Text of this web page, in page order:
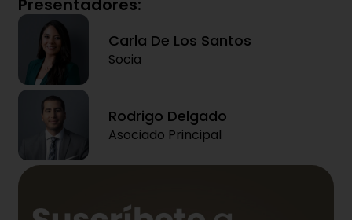
Presentadores:
Carla De Los Santos
Socia
Rodrigo Delgado
Asociado Principal